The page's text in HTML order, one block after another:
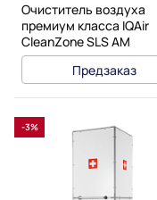
Очиститель воздуха
премиум класса IQAir
CleanZone SLS AM
Предзаказ
-3%